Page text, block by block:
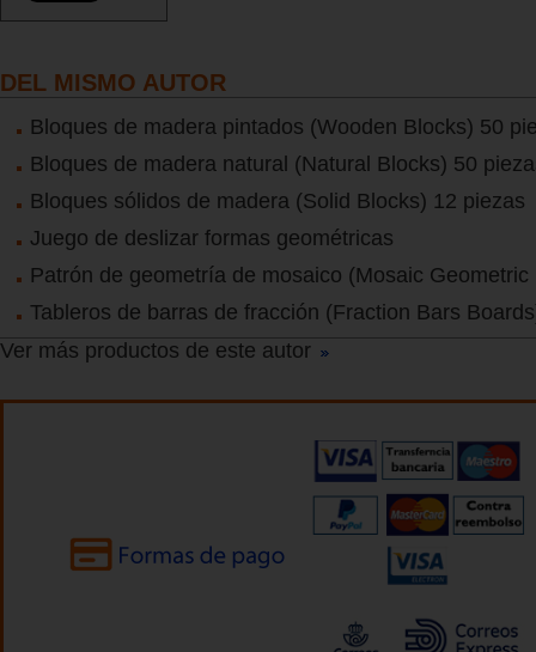
DEL MISMO AUTOR
Bloques de madera pintados (Wooden Blocks) 50
Bloques de madera natural (Natural Blocks) 50
Bloques sólidos de madera (Solid Blocks) 12 piezas
Juego de deslizar formas geométricas
Patrón de geometría de mosaico (Mosaic Geometric
Tableros de barras de fracción (Fraction Bars
Ver más productos de este autor